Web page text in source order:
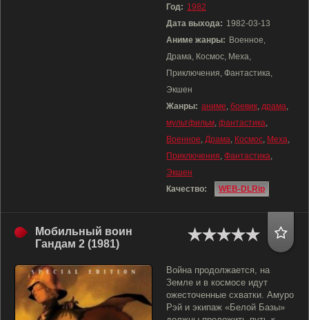
Год: 1982
Дата выхода: 1982-03-13
Аниме жанры: Военное,
Драма, Космос, Меха,
Приключения, Фантастика,
Экшен
Жанры: аниме, боевик, драма,
мультфильм, фантастика,
Военное, Драма, Космос, Меха,
Приключения, Фантастика,
Экшен
Качество:
WEB-DLRip
Мобильный воин
Гандам 2 (1981)
Война продолжается, на
Земле и в космосе идут
ожесточенные схватки. Амуро
Рэй и экипаж «Белой Базы»